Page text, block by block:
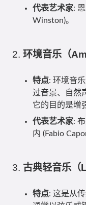
代表艺术家:
Winston)。
2. 环境音乐（
特点: 环境音
过音景、自然
它的目的是增
代表艺术家:
内 (Fabio
3. 古典轻音乐（
特点: 这是从